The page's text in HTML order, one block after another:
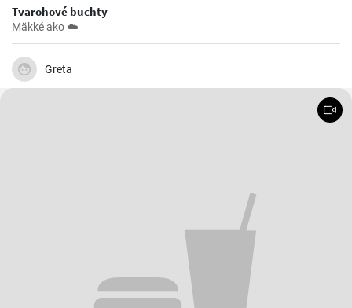
Tvarohové buchty
Mäkké ako ☁️
Greta